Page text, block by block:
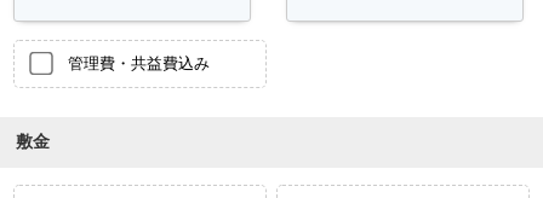
管理費・共益費込み
敷金